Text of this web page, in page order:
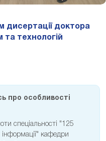
дисертації доктора
та технологій
про особливості
спеціальності "125
інформації" кафедри